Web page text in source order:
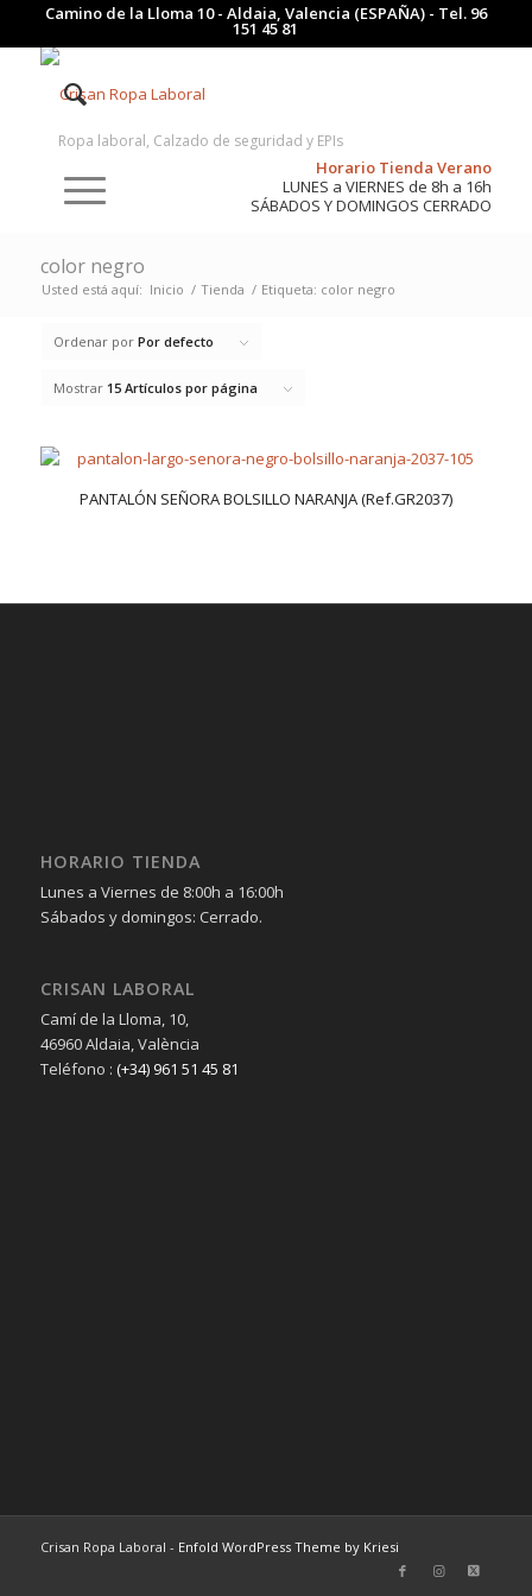
Camino de la Lloma 10 - Aldaia, Valencia (ESPAÑA) - Tel. 96
151 45 81
Ropa laboral, Calzado de seguridad y EPIs
Horario Tienda Verano
LUNES a VIERNES de 8h a 16h
SÁBADOS Y DOMINGOS CERRADO
color negro
Usted está aquí: Inicio / Tienda / Etiqueta: color negro
Ordenar por Por defecto
Mostrar 15 Artículos por página
PANTALÓN SEÑORA BOLSILLO NARANJA (Ref.GR2037)
HORARIO TIENDA
Lunes a Viernes de 8:00h a 16:00h
Sábados y domingos: Cerrado.
CRISAN LABORAL
Camí de la Lloma, 10,
46960 Aldaia, València
Teléfono : (+34) 961 51 45 81
Crisan Ropa Laboral - Enfold WordPress Theme by Kriesi